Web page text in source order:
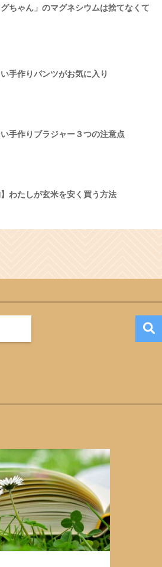
グちゃん」のマグネシウムは捨てなくて
手作りパンツがお気に入り
手作りブラジャー３つの注意点
】わたしが玄米を安く買う方法